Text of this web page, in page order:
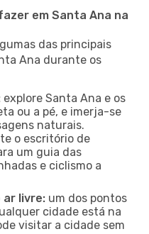
em Santa Ana na
das principais
Ana durante os
explore Santa Ana e os
ou a pé, e imerja-se
naturais.
o escritório de
um guia das
e ciclismo a
ar livre: um dos pontos
cidade está na
visitar a cidade sem